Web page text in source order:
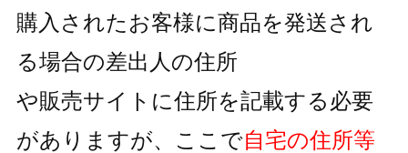
購入されたお客様に商品を発送され
る場合の差出人の住所
や販売サイトに住所を記載する必要
がありますが、 ここで自宅の住所等